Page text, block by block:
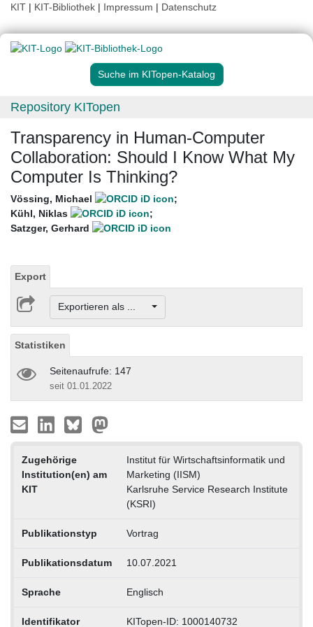
KIT | KIT-Bibliothek | Impressum | Datenschutz
Suche im KITopen-Katalog
Repository KITopen
Transparency in Human-Computer
Collaboration: Should I Know What My
Computer Is Thinking?
Vössing, Michael
;
Kühl, Niklas
;
Satzger, Gerhard
Export
Exportieren als ...
Statistiken
Seitenaufrufe: 147
seit 01.01.2022
Zugehörige
Institution(en) am
KIT
Institut für Wirtschaftsinformatik und
Marketing (IISM)
Karlsruhe Service Research Institute
(KSRI)
Publikationstyp Vortrag
Publikationsdatum 10.07.2021
Sprache Englisch
Identifikator KITopen-ID: 1000140732